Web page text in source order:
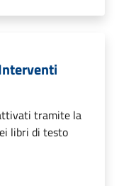
tramite la
libri di testo